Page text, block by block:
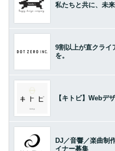
私たちと共に、未
9割以上が直クライ
を。
【キトビ】Webデ
DJ／音響／楽曲制
イナー募集